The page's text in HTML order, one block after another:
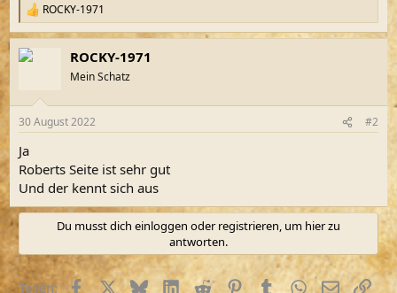
R
e
a
k
e
:
ROCKY-1971
ROCKY-1971
Mein Schatz
30 August 2022 #2
Ja
Roberts Seite ist sehr gut
Und der kennt sich aus
Du musst dich einloggen oder registrieren, um hier zu
antworten.
Teilen: FacebookX (Twitter)
BlueskyLinkedIn
RedditPinterestTumblrWhatsApp
E-MailLink